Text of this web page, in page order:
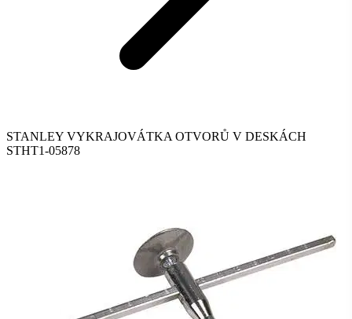
STANLEY VYKRAJOVÁTKA OTVORŮ V DESKÁCH
STHT1-05878